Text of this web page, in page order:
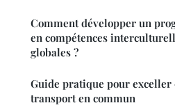
Comment développer un
en compétences
globales ?
Guide pratique pour exceller
transport en commun